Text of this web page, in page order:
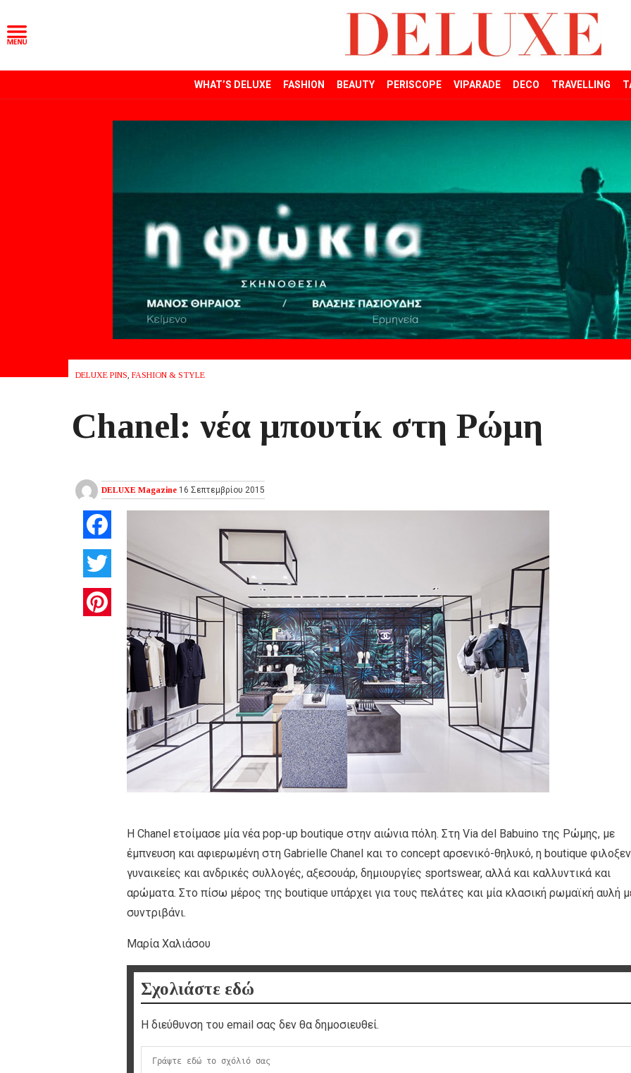
WHAT’S DELUXE FASHION BEAUTY PERISCOPE VIPARADE DECO TRAVELLING
DELUXE PINS, FASHION & STYLE
Chanel: νέα μπουτίκ στη Ρώμη
DELUXE Magazine 16 Σεπτεμβρίου 2015
Twitter
Pinterest
Η Chanel ετοίμασε μία νέα pop-up boutique στην αιώνια πόλη. Στη Via del Babuino της Ρώμης, με
έμπνευση και αφιερωμένη στη Gabrielle Chanel και το concept αρσενικό-θηλυκό, η boutique
γυναικείες και ανδρικές συλλογές, αξεσουάρ, δημιουργίες sportswear, αλλά και καλλυντικά και
αρώματα. Στο πίσω μέρος της boutique υπάρχει για τους πελάτες και μία κλασική ρωμαϊκή αυλή
συντριβάνι.
Μαρία Χαλιάσου
Σχολιάστε εδώ
Η διεύθυνση του email σας δεν θα δημοσιευθεί.